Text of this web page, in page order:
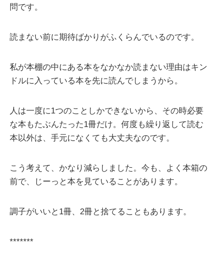
問です。
読まない前に期待ばかりがふくらんでいるのです。
私が本棚の中にある本をなかなか読まない理由はキン
ドルに入っている本を先に読んでしまうから。
人は一度に1つのことしかできないから、その時必要
な本もたぶんたった1冊だけ。何度も繰り返して読む
本以外は、手元になくても大丈夫なのです。
こう考えて、かなり減らしました。今も、よく本箱の
前で、じーっと本を見ていることがあります。
調子がいいと1冊、2冊と捨てることもあります。
*******